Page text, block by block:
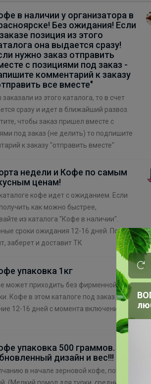
в наличии у организатора в
Без ожидания! Если
позиция из этого
она выдается сразу!
нужно заказ отправить
с позициями под заказ -
комментарий к заказу
все вместе"
заказали из этого каталога, то в счет
сразу и идет в ближайший развоз.
чтобы заказ пришел вместе с
под заказ (не делить) то подпишите
к заказу "отправить вместе"
недели и Кофе по самым
ценам!
кофе идет с ожиданием. Если
как можно быстрее,
из каталога "Кофе в наличии".
сроки ожидания 12-16 дней. Пока
заберет и доставит ТК
упаковка 1кг
может приходить без фирменной
Кофе в этом каталоге под заказ.
12-16 дней с момента включения в
упаковка 500 граммов.
дизайн и вес!!!
в начале зерновой кофе, потом